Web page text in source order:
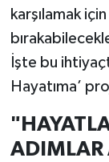
karşılamak
İşte bu
Hayatıma’
ADIMLAR